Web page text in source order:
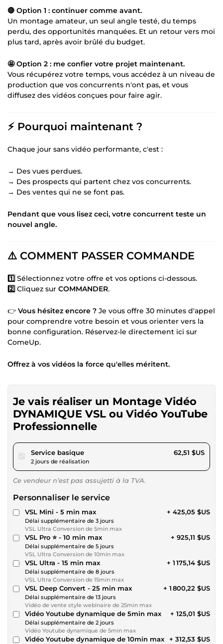
🔴 Option 1 : continuer comme avant.
Un montage amateur, un seul angle testé, du temps
perdu, des opportunités manquées. Et un retour vers moi
plus tard, après avoir brûlé du budget.
🤩 Option 2 : me confier votre projet maintenant.
Vous récupérez votre temps, vous accédez à un niveau de
production que vos concurrents n'ont pas, et vous
diffusez des vidéos conçues pour faire agir.
⚡ Pourquoi maintenant ?
Chaque jour sans vidéo performante, c'est :
→ Des vues perdues.
→ Des prospects qui partent chez vos concurrents.
→ Des ventes qui ne se font pas.
Pendant que vous lisez ceci, votre concurrent teste un
nouvel angle.
⚠️ COMMENT PASSER COMMANDE
1️⃣Sélectionnez votre offre et vos options ci-dessous.
2️⃣Cliquez sur COMMANDER.
👉 Vous hésitez encore ? Je vous offre 30 minutes d'appel
pour comprendre votre besoin et vous orienter vers la
bonne configuration. Réservez-le directement ici sur
ComeUp.
Offrez à vos vidéos la force qu'elles méritent.
Je vais réaliser un Montage Vidéo
DYNAMIQUE VSL ou Vidéo YouTube
Professionnelle
Service basiquepour 57,61 $US
2 jours de réalisation
62,51 $US
Ce vendeur n’est pas assujetti à la TVA.
Personnaliser le service
VSL Mini - 5 min max
Délai supplémentaire de 3 jours
VSL Ultra Conversion de 5min max
+ 425,05 $US
VSL Pro ⭐ - 10 min max
Délai supplémentaire de 5 jours
VSL Ultra Conversion de 10min max
+ 925,11 $US
VSL Ultra - 15 min max
Délai supplémentaire de 8 jours
VSL Ultra Conversion de 15min max
+ 1 175,14 $US
VSL Deep Convert - 25 min max
Délai supplémentaire de 13 jours
Vidéo de vente style webinaire de 25min max
+ 1 800,22 $US
Vidéo Youtube dynamique de 5min max
Délai supplémentaire de 2 jours
Vidéo Youtube dynamique de 5min max
+ 125,01 $US
Vidéo Youtube dynamique de 10min max + 312,53 $US